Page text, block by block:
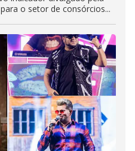
o setor de consórcios...